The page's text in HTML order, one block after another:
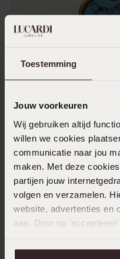
Toestemming
Jouw voorkeuren
Wij gebruiken altijd
willen we cookies
communicatie naar jou
maken. Met deze
partijen jouw
volgen en verzamelen.
website, advertenties en
aan. Door op
over in onscookiebeleid.
Stahl vergoldeter
Damen
16.99 8
2 für 1
Andere